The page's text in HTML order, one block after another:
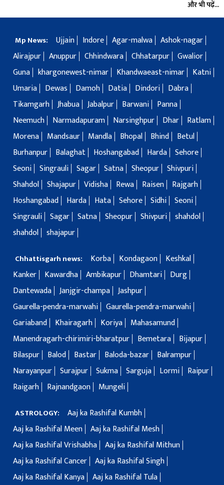
और भी पढ़ें...
Mp News: Ujjain Indore Agar-malwa Ashok-nagar
Alirajpur Anuppur Chhindwara Chhatarpur Gwalior
Guna khargonewest-nimar Khandwaeast-nimar
Katni
Umaria
Dewas Damoh Datia Dindori
Dabra
Tikamgarh Jhabua Jabalpur Barwani
Panna
Neemuch
Narmadapuram Narsinghpur Dhar
Ratlam
Morena
Mandsaur Mandla Bhopal Bhind
Betul
Burhanpur
Balaghat Hoshangabad Harda Sehore
Seoni Singrauli Sagar Satna Sheopur Shivpuri
Shahdol Shajapur Vidisha Rewa Raisen
Rajgarh
Hoshangabad
Harda Hata Sehore Sidhi Seoni
Singrauli Sagar Satna Sheopur Shivpuri shahdol
shahdol shajapur
Chhattisgarh news: Korba Kondagaon
Keshkal
Kanker
Kawardha Ambikapur Dhamtari
Durg
Dantewada Janjgir-champa Jashpur
Gaurella-pendra-marwahi Gaurella-pendra-marwahi
Gariaband
Khairagarh Koriya
Mahasamund
Manendragarh-chirimiri-bharatpur
Bemetara
Bijapur
Bilaspur
Balod Bastar Baloda-bazar
Balrampur
Narayanpur Surajpur Sukma Sarguja Lormi
Raipur
Raigarh
Rajnandgaon Mungeli
ASTROLOGY:
Aaj ka Rashifal Kumbh
Aaj ka Rashifal Meen Aaj ka Rashifal Mesh
Aaj ka Rashifal Vrishabha Aaj ka Rashifal Mithun
Aaj ka Rashifal Cancer Aaj ka Rashifal Singh
Aaj ka Rashifal Kanya Aaj ka Rashifal Tula